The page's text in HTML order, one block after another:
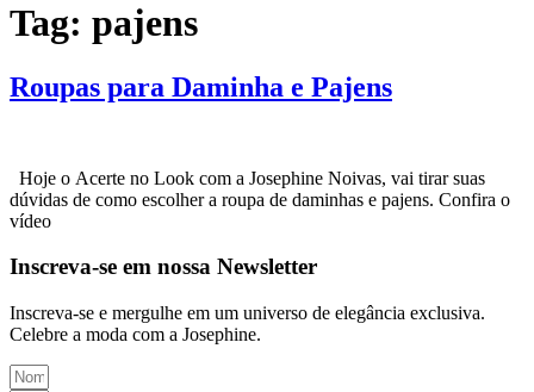
Tag: pajens
Roupas para Daminha e Pajens
Hoje o Acerte no Look com a Josephine Noivas, vai tirar suas
dúvidas de como escolher a roupa de daminhas e pajens. Confira o
ví­deo
Inscreva-se em nossa Newsletter
Inscreva-se e mergulhe em um universo de elegância exclusiva.
Celebre a moda com a Josephine.